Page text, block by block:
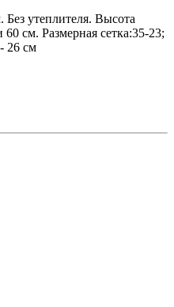
утеплителя. Высота
см. Размерная сетка:35-23;
26 см